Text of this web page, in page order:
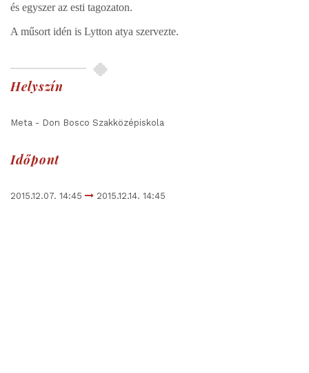
és egyszer az esti tagozaton.
A műsort idén is Lytton atya szervezte.
Helyszín
Meta - Don Bosco Szakközépiskola
Időpont
2015.12.07. 14:45 2015.12.14. 14:45